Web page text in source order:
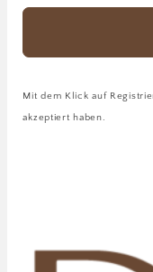
Mit dem Klick auf
akzeptiert haben.